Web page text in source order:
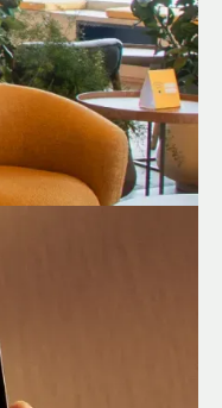
e vantagens